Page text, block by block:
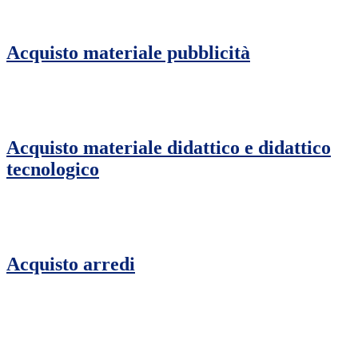
Acquisto materiale pubblicità
Acquisto materiale didattico e didattico
tecnologico
Acquisto arredi